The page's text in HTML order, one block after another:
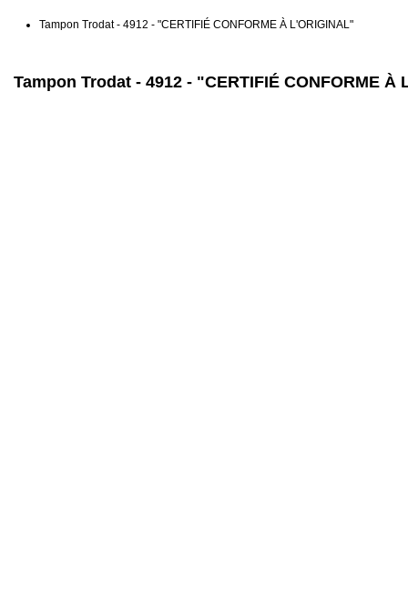
Tampon Trodat - 4912 - "CERTIFIÉ CONFORME À L'ORIGINAL"
Tampon Trodat - 4912 - "CERTIFIÉ CONFORME À